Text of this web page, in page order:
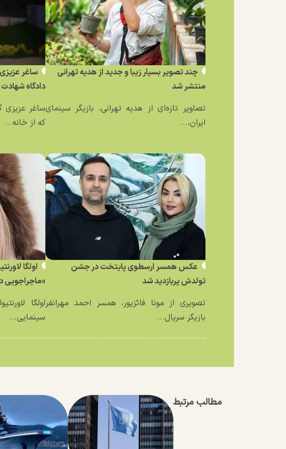
چند تصویر بسیار زیبا و جدید از هدیه تهرانی
منتشر شد
تصاویر تازه‌ای از هدیه تهرانی، بازیگر سینمای
ایران،...
ساغر
دادگاه
ساغر
که از خانه...
عکس همسر ارسطوی پایتخت در جشن
تولدش پربازدید شد
تصویری از مونا فائزپور، همسر احمد مهرانفر
بازیگر سریال...
اولگا
«ماجراجویی
اولگا
سینمایی...
مطالب مرتبط